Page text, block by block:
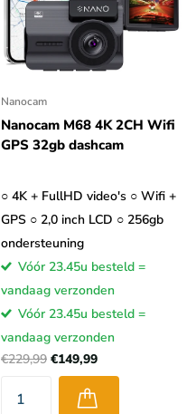
Nanocam
Nanocam M68 4K 2CH Wifi
GPS 32gb dashcam
○ 4K + FullHD video's ○ Wifi +
GPS ○ 2,0 inch LCD ○ 256gb
ondersteuning
Vóór 23.45u besteld =
vandaag verzonden
Vóór 23.45u besteld =
vandaag verzonden
€229,99 €149,99